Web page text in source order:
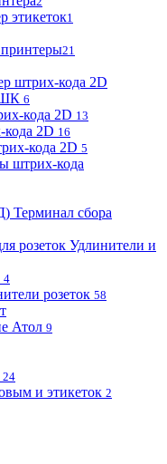
этикеток1
21
штрих-кода 2D
ШК 6
кода 2D 13
2D 16
кода 2D 5
штрих-кода
Терминал сбора
Удлинители и
4
розеток 58
Атол 9
24
и этикеток 2